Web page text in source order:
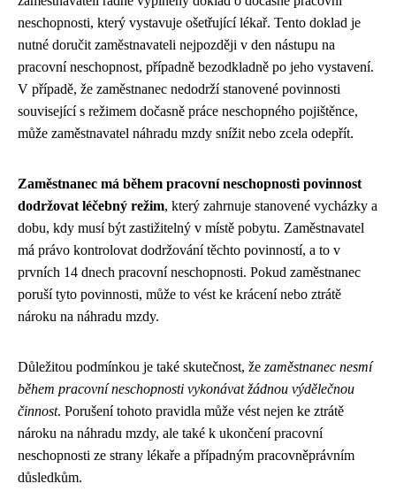
neschopnosti, který vystavuje ošetřující lékař. Tento doklad je
nutné doručit zaměstnavateli nejpozději v den nástupu na
pracovní neschopnost, případně bezodkladně po jeho vystavení.
V případě, že zaměstnanec nedodrží stanovené povinnosti
související s režimem dočasně práce neschopného pojištěnce,
může zaměstnavatel náhradu mzdy snížit nebo zcela odepřít.
Zaměstnanec má během pracovní neschopnosti povinnost
dodržovat léčebný režim, který zahrnuje stanovené vycházky a
dobu, kdy musí být zastižitelný v místě pobytu. Zaměstnavatel
má právo kontrolovat dodržování těchto povinností, a to v
prvních 14 dnech pracovní neschopnosti. Pokud zaměstnanec
poruší tyto povinnosti, může to vést ke krácení nebo ztrátě
nároku na náhradu mzdy.
Důležitou podmínkou je také skutečnost, že zaměstnanec nesmí
během pracovní neschopnosti vykonávat žádnou výdělečnou
činnost. Porušení tohoto pravidla může vést nejen ke ztrátě
nároku na náhradu mzdy, ale také k ukončení pracovní
neschopnosti ze strany lékaře a případným pracovněprávním
důsledkům.